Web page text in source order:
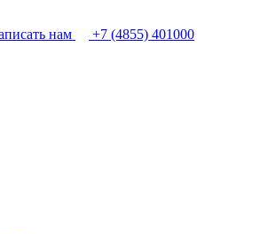
нам
+7 (4855) 401000